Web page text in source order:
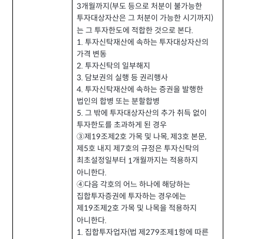
3개월까지 (부도 등으로 처분이 불가능한
투자대상자산은 그 처분이 가능한 시기까지 )
는 그 투자한도에 적합한 것으로 본다.
1.투자신탁재산에 속하는 투자대상자산의
가격 변동
2.투자신탁의 일부해지
3. 담보권의 실행 등 권리행사
4.투자신탁재산에 속하는 증권을 발행한
법인의 합병 또는 분할합병
5.그 밖에 투자대상자산의 추가 취득 없이
투자한도를 초과하게 된 경우
③제 19조제2호 가목 및 나목,제3호 본문,
제 5호 내지 제 7호의 규정은 투자신탁의
최초설정일부터 1개월까지는 적용하지
아니한다.
④다음 각호의 어느 하나에 해당하는
집합투자증권에 투자하는 경우에는
제 19조제2호 가목 및 나목을 적용하지
아니한다.
1. 집합투자업자(법 제279조제 1항에 따른